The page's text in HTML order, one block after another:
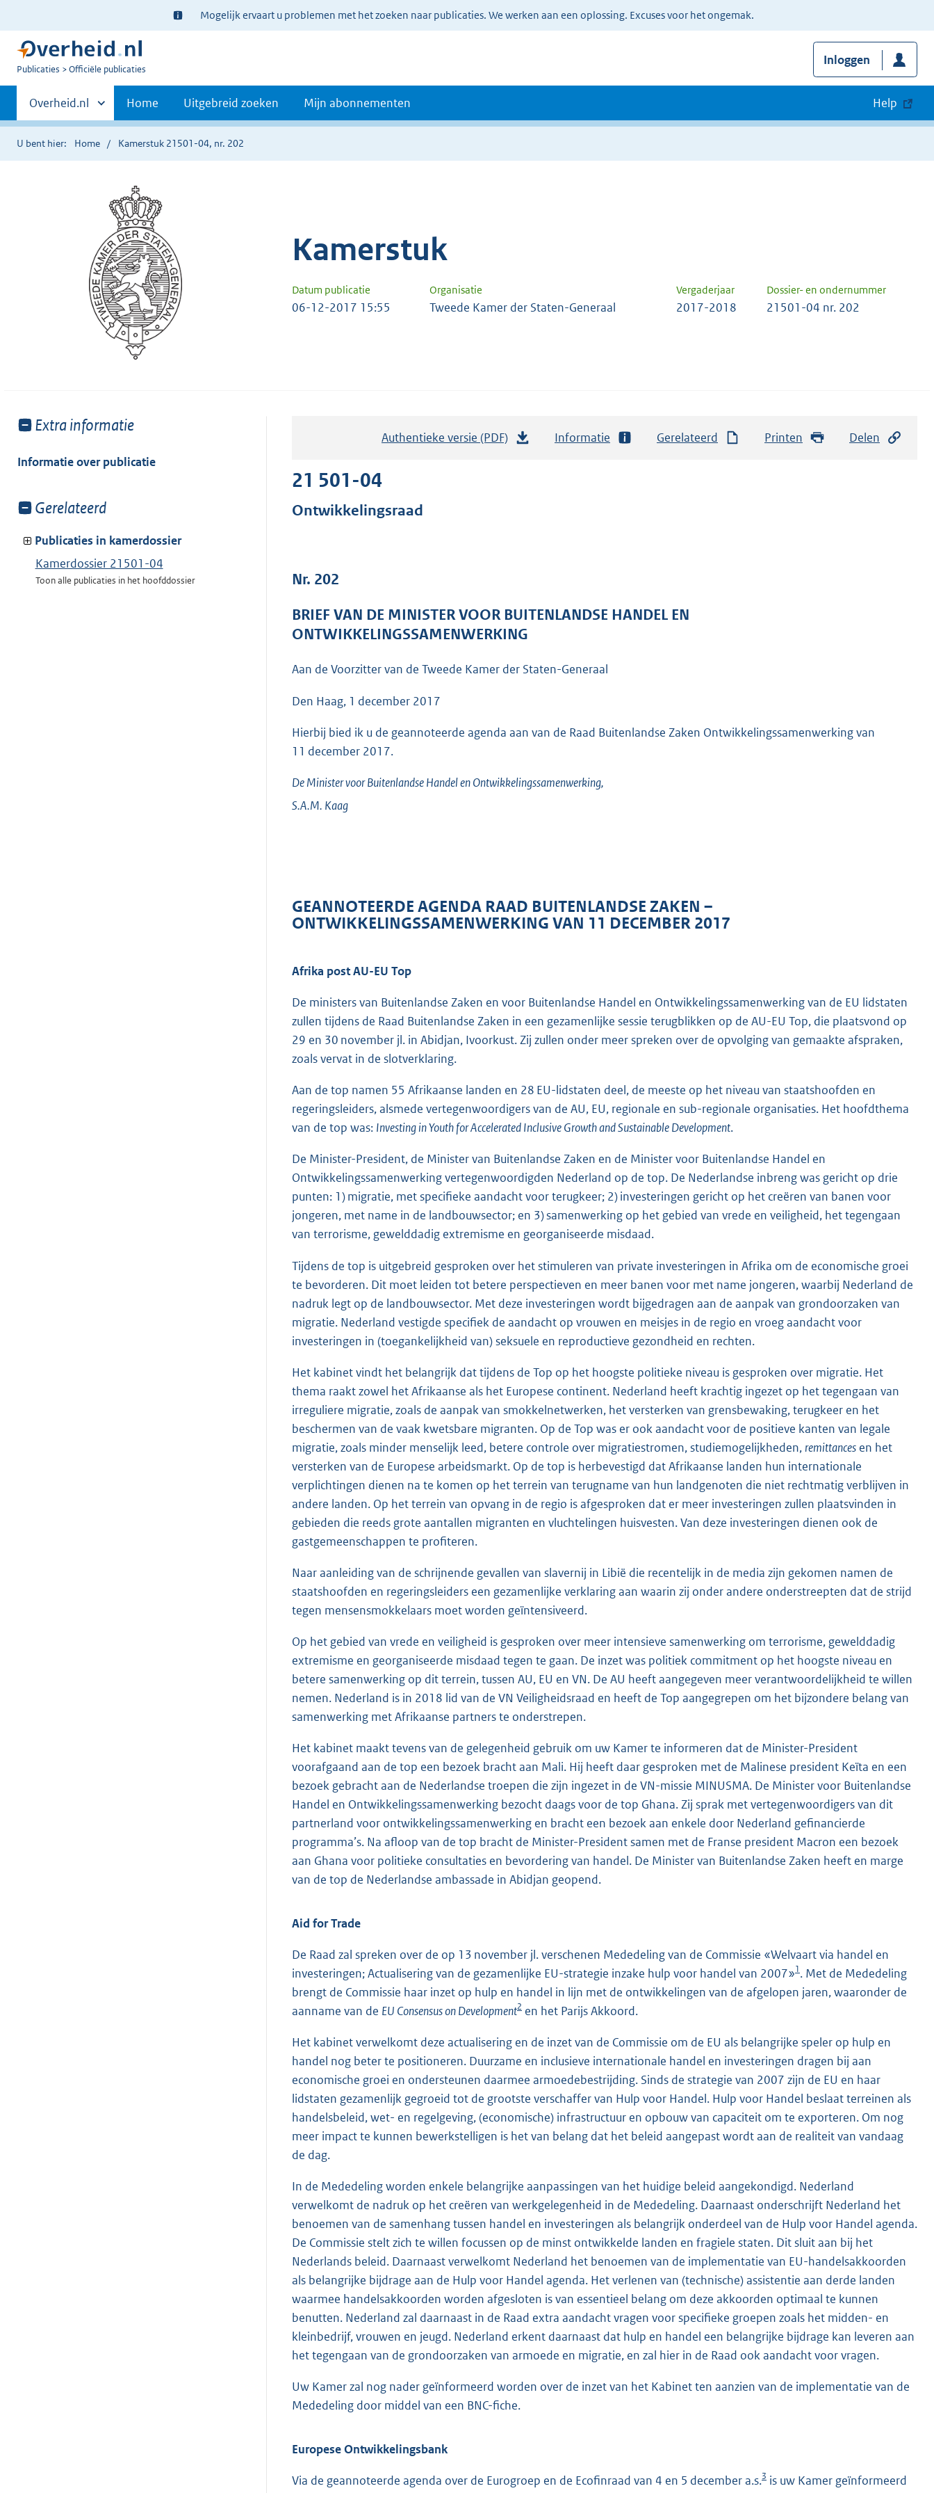
Ter
informatie:
Mogelijk ervaart u problemen met het zoeken naar publicaties. We werken aan een oplossing. Excuses voor het ongemak.
U
Publicaties Officiële publicaties
Inloggen
Primaire
navigatie
Andere
sites
binnen
Overheid.nl Home Uitgebreid zoeken Mijn abonnementen Help
U bent hier: Home Kamerstuk 21501-04, nr. 202
Kamerstuk
Datum publicatie Organisatie Vergaderjaar Dossier- en ondernummer
06-12-2017 15:55 Tweede Kamer der Staten-Generaal 2017-2018 21501-04 nr. 202
Toon
van:
Extra informatie
Informatie over publicatie
Toon
van:
Gerelateerd
Publicaties in kamerdossier
Kamerdossier 21501-04
Toon alle publicaties in het hoofddossier
Authentieke versie (PDF)
r
o
o
t
4
Informatie Gerelateerd Printen Delen
21 501-04
Ontwikkelingsraad
Nr. 202
BRIEF VAN DE MINISTER VOOR BUITENLANDSE HANDEL EN
ONTWIKKELINGSSAMENWERKING
Aan de Voorzitter van de Tweede Kamer der Staten-Generaal
Den Haag, 1 december 2017
Hierbij bied ik u de geannoteerde agenda aan van de Raad Buitenlandse Zaken Ontwikkelingssamenwerking van
11 december 2017.
De Minister voor Buitenlandse Handel en Ontwikkelingssamenwerking,
S.A.M. Kaag
GEANNOTEERDE AGENDA RAAD BUITENLANDSE ZAKEN –
ONTWIKKELINGSSAMENWERKING VAN 11 DECEMBER 2017
Afrika post AU-EU Top
De ministers van Buitenlandse Zaken en voor Buitenlandse Handel en Ontwikkelingssamenwerking van de EU lidstaten
zullen tijdens de Raad Buitenlandse Zaken in een gezamenlijke sessie terugblikken op de AU-EU Top, die plaatsvond op
29 en 30 november jl. in Abidjan, Ivoorkust. Zij zullen onder meer spreken over de opvolging van gemaakte afspraken,
zoals vervat in de slotverklaring.
Aan de top namen 55 Afrikaanse landen en 28 EU-lidstaten deel, de meeste op het niveau van staatshoofden en
regeringsleiders, alsmede vertegenwoordigers van de AU, EU, regionale en sub-regionale organisaties. Het hoofdthema
van de top was: Investing in Youth for Accelerated Inclusive Growth and Sustainable Development.
De Minister-President, de Minister van Buitenlandse Zaken en de Minister voor Buitenlandse Handel en
Ontwikkelingssamenwerking vertegenwoordigden Nederland op de top. De Nederlandse inbreng was gericht op drie
punten: 1) migratie, met specifieke aandacht voor terugkeer; 2) investeringen gericht op het creëren van banen voor
jongeren, met name in de landbouwsector; en 3) samenwerking op het gebied van vrede en veiligheid, het tegengaan
van terrorisme, gewelddadig extremisme en georganiseerde misdaad.
Tijdens de top is uitgebreid gesproken over het stimuleren van private investeringen in Afrika om de economische groei
te bevorderen. Dit moet leiden tot betere perspectieven en meer banen voor met name jongeren, waarbij Nederland de
nadruk legt op de landbouwsector. Met deze investeringen wordt bijgedragen aan de aanpak van grondoorzaken van
migratie. Nederland vestigde specifiek de aandacht op vrouwen en meisjes in de regio en vroeg aandacht voor
investeringen in (toegankelijkheid van) seksuele en reproductieve gezondheid en rechten.
Het kabinet vindt het belangrijk dat tijdens de Top op het hoogste politieke niveau is gesproken over migratie. Het
thema raakt zowel het Afrikaanse als het Europese continent. Nederland heeft krachtig ingezet op het tegengaan van
irreguliere migratie, zoals de aanpak van smokkelnetwerken, het versterken van grensbewaking, terugkeer en het
beschermen van de vaak kwetsbare migranten. Op de Top was er ook aandacht voor de positieve kanten van legale
migratie, zoals minder menselijk leed, betere controle over migratiestromen, studiemogelijkheden, remittances en het
versterken van de Europese arbeidsmarkt. Op de top is herbevestigd dat Afrikaanse landen hun internationale
verplichtingen dienen na te komen op het terrein van terugname van hun landgenoten die niet rechtmatig verblijven in
andere landen. Op het terrein van opvang in de regio is afgesproken dat er meer investeringen zullen plaatsvinden in
gebieden die reeds grote aantallen migranten en vluchtelingen huisvesten. Van deze investeringen dienen ook de
gastgemeenschappen te profiteren.
Naar aanleiding van de schrijnende gevallen van slavernij in Libië die recentelijk in de media zijn gekomen namen de
staatshoofden en regeringsleiders een gezamenlijke verklaring aan waarin zij onder andere onderstreepten dat de strijd
tegen mensensmokkelaars moet worden geïntensiveerd.
Op het gebied van vrede en veiligheid is gesproken over meer intensieve samenwerking om terrorisme, gewelddadig
extremisme en georganiseerde misdaad tegen te gaan. De inzet was politiek commitment op het hoogste niveau en
betere samenwerking op dit terrein, tussen AU, EU en VN. De AU heeft aangegeven meer verantwoordelijkheid te willen
nemen. Nederland is in 2018 lid van de VN Veiligheidsraad en heeft de Top aangegrepen om het bijzondere belang van
samenwerking met Afrikaanse partners te onderstrepen.
Het kabinet maakt tevens van de gelegenheid gebruik om uw Kamer te informeren dat de Minister-President
voorafgaand aan de top een bezoek bracht aan Mali. Hij heeft daar gesproken met de Malinese president Keïta en een
bezoek gebracht aan de Nederlandse troepen die zijn ingezet in de VN-missie MINUSMA. De Minister voor Buitenlandse
Handel en Ontwikkelingssamenwerking bezocht daags voor de top Ghana. Zij sprak met vertegenwoordigers van dit
partnerland voor ontwikkelingssamenwerking en bracht een bezoek aan enkele door Nederland gefinancierde
programma’s. Na afloop van de top bracht de Minister-President samen met de Franse president Macron een bezoek
aan Ghana voor politieke consultaties en bevordering van handel. De Minister van Buitenlandse Zaken heeft en marge
van de top de Nederlandse ambassade in Abidjan geopend.
Aid for Trade
De Raad zal spreken over de op 13 november jl. verschenen Mededeling van de Commissie «Welvaart via handel en
investeringen; Actualisering van de gezamenlijke EU-strategie inzake hulp voor handel van 2007»1. Met de Mededeling
brengt de Commissie haar inzet op hulp en handel in lijn met de ontwikkelingen van de afgelopen jaren, waaronder de
aanname van de EU Consensus on Development2 en het Parijs Akkoord.
Het kabinet verwelkomt deze actualisering en de inzet van de Commissie om de EU als belangrijke speler op hulp en
handel nog beter te positioneren. Duurzame en inclusieve internationale handel en investeringen dragen bij aan
economische groei en ondersteunen daarmee armoedebestrijding. Sinds de strategie van 2007 zijn de EU en haar
lidstaten gezamenlijk gegroeid tot de grootste verschaffer van Hulp voor Handel. Hulp voor Handel beslaat terreinen als
handelsbeleid, wet- en regelgeving, (economische) infrastructuur en opbouw van capaciteit om te exporteren. Om nog
meer impact te kunnen bewerkstelligen is het van belang dat het beleid aangepast wordt aan de realiteit van vandaag
de dag.
In de Mededeling worden enkele belangrijke aanpassingen van het huidige beleid aangekondigd. Nederland
verwelkomt de nadruk op het creëren van werkgelegenheid in de Mededeling. Daarnaast onderschrijft Nederland het
benoemen van de samenhang tussen handel en investeringen als belangrijk onderdeel van de Hulp voor Handel agenda.
De Commissie stelt zich te willen focussen op de minst ontwikkelde landen en fragiele staten. Dit sluit aan bij het
Nederlands beleid. Daarnaast verwelkomt Nederland het benoemen van de implementatie van EU-handelsakkoorden
als belangrijke bijdrage aan de Hulp voor Handel agenda. Het verlenen van (technische) assistentie aan derde landen
waarmee handelsakkoorden worden afgesloten is van essentieel belang om deze akkoorden optimaal te kunnen
benutten. Nederland zal daarnaast in de Raad extra aandacht vragen voor specifieke groepen zoals het midden- en
kleinbedrijf, vrouwen en jeugd. Nederland erkent daarnaast dat hulp en handel een belangrijke bijdrage kan leveren aan
het tegengaan van de grondoorzaken van armoede en migratie, en zal hier in de Raad ook aandacht voor vragen.
Uw Kamer zal nog nader geïnformeerd worden over de inzet van het Kabinet ten aanzien van de implementatie van de
Mededeling door middel van een BNC-fiche.
Europese Ontwikkelingsbank
Via de geannoteerde agenda over de Eurogroep en de Ecofinraad van 4 en 5 december a.s.3 is uw Kamer geïnformeerd